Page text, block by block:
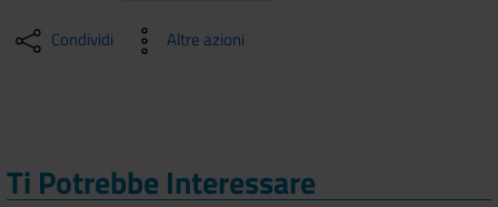
Condividi Altre azioni
Ti Potrebbe Interessare